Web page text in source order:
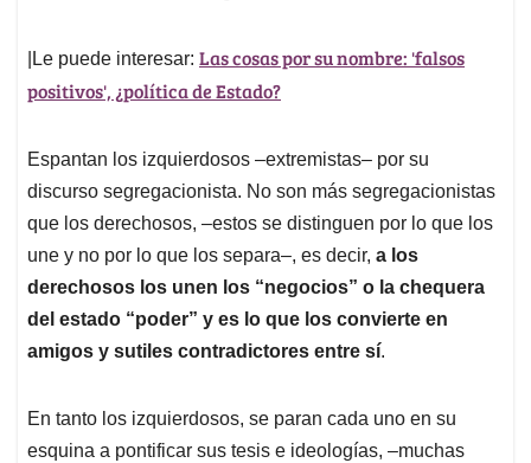
|Le puede interesar: Las cosas por su nombre: 'falsos
positivos', ¿política de Estado?
Espantan los izquierdosos –extremistas– por su
discurso segregacionista. No son más segregacionistas
que los derechosos, –estos se distinguen por lo que los
une y no por lo que los separa–, es decir, a los
derechosos los unen los “negocios” o la chequera
del estado “poder” y es lo que los convierte en
amigos y sutiles contradictores entre sí.
En tanto los izquierdosos, se paran cada uno en su
esquina a pontificar sus tesis e ideologías, –muchas